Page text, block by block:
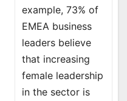
example, 73% of
EMEA business
leaders believe
that increasing
female leadership
in the sector is